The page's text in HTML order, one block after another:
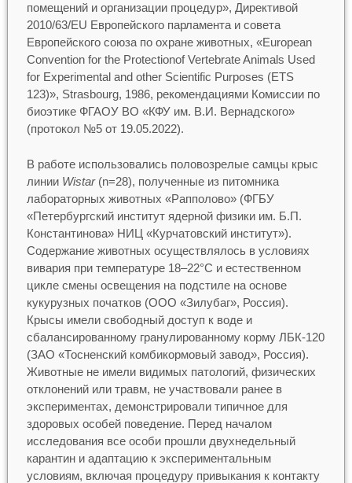
помещений и организации процедур», Директивой
2010/63/EU Европейского парламента и совета
Европейского союза по охране животных, «European
Convention for the Protectionof Vertebrate Animals Used
for Experimental and other Scientific Purposes (ETS
123)», Strasbourg, 1986, рекомендациями Комиссии по
биоэтике ФГАОУ ВО «КФУ им. В.И. Вернадского»
(протокол №5 от 19.05.2022).
В работе использовались половозрелые самцы крыс
линии Wistar(n=28), полученные из питомника
лабораторных животных «Рапполово» (ФГБУ
«Петербургский институт ядерной физики им. Б.П.
Константинова» НИЦ «Курчатовский институт»).
Содержание животных осуществлялось в условиях
вивария при температуре 18–22°С и естественном
цикле смены освещения на подстиле на основе
кукурузных початков (ООО «Зилубаг», Россия).
Крысы имели свободный доступ к воде и
сбалансированному гранулированному корму ЛБК-120
(ЗАО «Тосненский комбикормовый завод», Россия).
Животные не имели видимых патологий, физических
отклонений или травм, не участвовали ранее в
экспериментах, демонстрировали типичное для
здоровых особей поведение. Перед началом
исследования все особи прошли двухнедельный
карантин и адаптацию к экспериментальным
условиям, включая процедуру привыкания к контакту